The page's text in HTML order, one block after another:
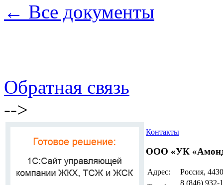
← Все документы
Обратная связь
-->
Контакты
ООО «УК
Адрес:
Россия,
8 (846) 932-